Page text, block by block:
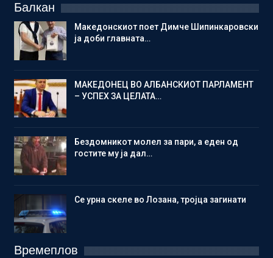
Балкан
Македонскиот поет Димче Шипинкаровски
ја доби главната…
МАКЕДОНЕЦ ВО АЛБАНСКИОТ ПАРЛАМЕНТ
– УСПЕХ ЗА ЦЕЛАТА…
Бездомникот молел за пари, а еден од
гостите му ја дал…
Се урна скеле во Лозана, тројца загинати
Времеплов